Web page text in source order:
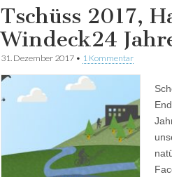
Tschüss 2017,
Windeck24
31. Dezember 2017 • 1 Kommentar